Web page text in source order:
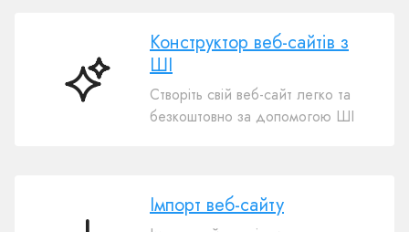
Конструктор
Конструктор веб-сайтів з
ШІ
Створіть свій веб-сайт легко та
безкоштовно за допомогою ШІ
Імпорт веб-сайту